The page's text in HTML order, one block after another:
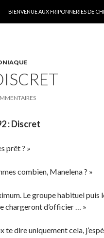
BIENVENUE AUX FRIPONNERIES DE
: Discret
prêt ? »
combien, Manelena ? »
Le groupe habituel puis
chargeront d’officier … »
te dire uniquement cela,